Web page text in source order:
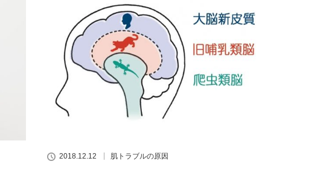
2018.12.12 肌トラブルの原因